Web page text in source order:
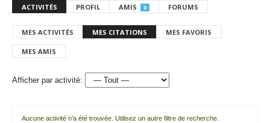
ACTIVITÉS PROFIL AMIS 0 FORUMS
MES ACTIVITÉS MES CITATIONS MES FAVORIS
MES AMIS
Afficher par activité:
Aucune activité n'a été trouvée. Utilisez un autre filtre de recherche.